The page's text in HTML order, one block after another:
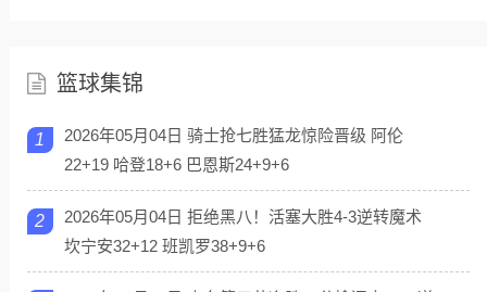
篮球集锦
1
2026年05月04日 骑士抢七胜猛龙惊险晋级 阿伦
22+19 哈登18+6 巴恩斯24+9+6
2
2026年05月04日 拒绝黑八！活塞大胜4-3逆转魔术
坎宁安32+12 班凯罗38+9+6